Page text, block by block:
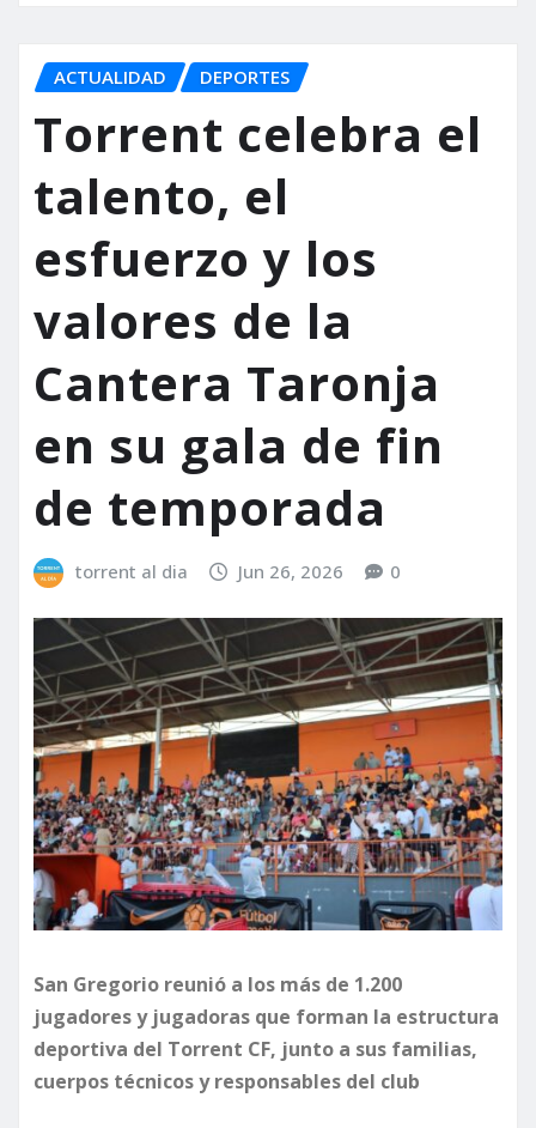
ACTUALIDAD DEPORTES
Torrent celebra el
talento, el
esfuerzo y los
valores de la
Cantera Taronja
en su gala de fin
de temporada
torrent al dia Jun 26, 2026 0
San Gregorio reunió a los más de 1.200
jugadores y jugadoras que forman la estructura
deportiva del Torrent CF, junto a sus familias,
cuerpos técnicos y responsables del club